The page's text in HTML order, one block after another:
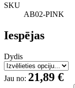
SKU
AB02-PINK
Iespējas
Dydis
Jau no: 21,89 €